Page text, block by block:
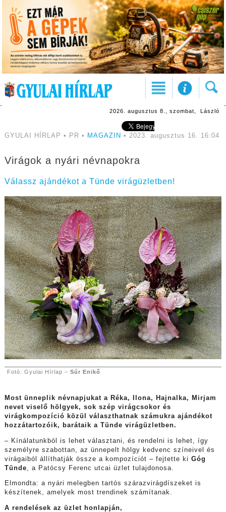
2026. augusztus 8., szombat, László
GYULAI HÍRLAP • PR • MAGAZIN • 2023. augusztus 16. 16:04
Virágok a nyári névnapokra
Válassz ajándékot a Tünde virágüzletben!
Fotó: Gyulai Hírlap – Súr Enikő
Most ünneplik névnapjukat a Réka, Ilona, Hajnalka, Mirjam
nevet viselő hölgyek, sok szép virágcsokor és
virágkompozíció közül választhatnak számukra ajándékot
hozzátartozóik, barátaik a Tünde virágüzletben.
– Kínálatunkból is lehet választani, és rendelni is lehet, így
személyre szabottan, az ünnepelt hölgy kedvenc színeivel és
virágaiból állíthatják össze a kompozíciót – fejtette ki Góg
Tünde , a Patócsy Ferenc utcai üzlet tulajdonosa.
Elmondta: a nyári melegben tartós szárazvirágdíszeket is
készítenek, amelyek most trendinek számítanak.
A rendelések az üzlet honlapján,